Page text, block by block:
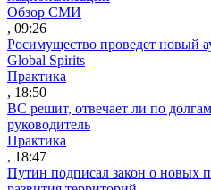
Обзор СМИ
, 09:26
Росимущество проведет новый
Global Spirits
Практика
, 18:50
ВС решит, отвечает ли по
руководитель
Практика
, 18:47
Путин подписал закон о новых